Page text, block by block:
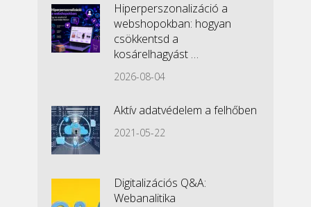
Hiperperszonalizáció a
webshopokban: hogyan
csökkentsd a
kosárelhagyást …
2026-08-04
Aktív adatvédelem a felhőben
2021-05-22
Digitalizációs Q&A:
Webanalitika